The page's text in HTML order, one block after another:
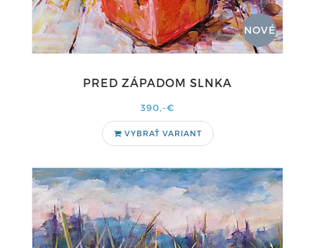
NOVÉ
PRED ZÁPADOM SLNKA
390,-€
VYBRAŤ VARIANT